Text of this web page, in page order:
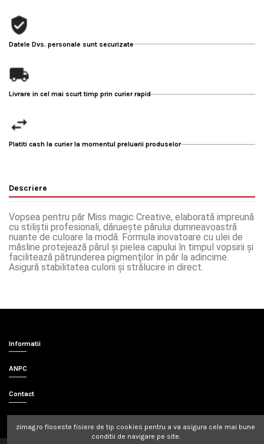
Datele Dvs. personale sunt securizate
Livrare in cel mai scurt timp prin curier rapid
Platiti cash la curier la momentul preluarii produselor
Descriere
Vopsea pentru păr Miss magic Creative, elaborată impreună
cu stiliştii profesionali, dăruieşte părului dumneavoastră
nuante de culoare la modă. Formula inovatoare cu ulei de
măsline protejează părul şi pielea capului în timpul vopsirii şi
facilitează pătrunderea pigmenţilor în păr la adincime.
Asigură stabilitatea culorii şi strălucire in direct.
Informatii
ANPC
Contact
zimag.ro floseste fisiere de tip cookies pentru a va asigura cele mai bune
conditii de navigare pe site.